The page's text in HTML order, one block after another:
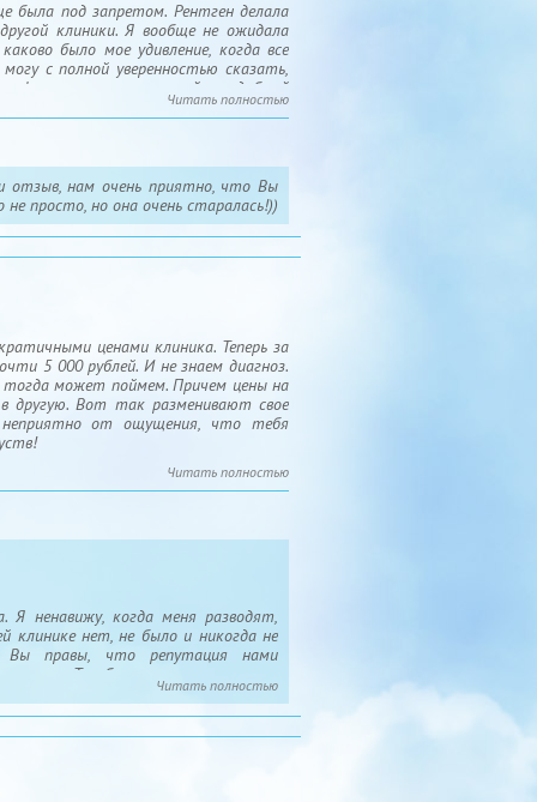
была под запретом. Рентген делала
клиники. Я вообще не ожидала
было мое удивление, когда все
с полной уверенностью сказать,
терпеливый и добрый
Читать полностью
отзыв, нам очень приятно, что Вы
просто, но она очень старалась!))
ценами клиника. Теперь за
5 000 рублей. И не знаем диагноз.
тогда может поймем. Причем цены на
другую. Вот так разменивают свое
от ощущения, что тебя
Читать полностью
ненавижу, когда меня разводят,
клинике нет, не было и никогда не
Вы правы, что репутация нами
Тем более странно читать
не нужно. Например, если бы
узи и кислородную камеру.
13 лет, гуляющий на улице,
Читать полностью